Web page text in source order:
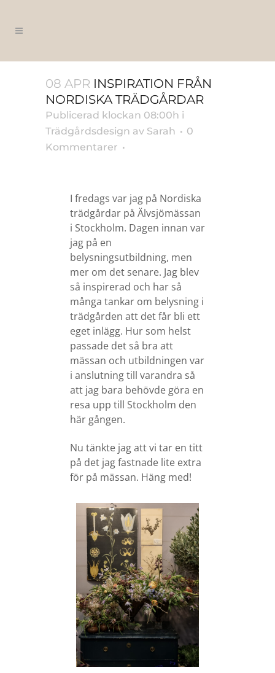
08 APR INSPIRATION FRÅN
NORDISKA TRÄDGÅRDAR
Publicerad klockan 08:00h i
Trädgårdsdesign av Sarah
0
Kommentarer
I fredags var jag på Nordiska
trädgårdar på Älvsjömässan
i Stockholm. Dagen innan var
jag på en
belysningsutbildning, men
mer om det senare. Jag blev
så inspirerad och har så
många tankar om belysning i
trädgården att det får bli ett
eget inlägg. Hur som helst
passade det så bra att
mässan och utbildningen var
i anslutning till varandra så
att jag bara behövde göra en
resa upp till Stockholm den
här gången.
Nu tänkte jag att vi tar en titt
på det jag fastnade lite extra
för på mässan. Häng med!